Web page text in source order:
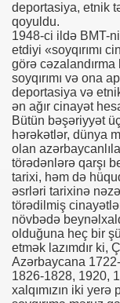
deportasiya, etnik
qoyuldu.
1948-ci ildə BMT-
etdiyi «soyqırımı
görə cəzalandırma
soyqırımı və ona
deportasiya və
ən ağır cinayət
Bütün bəşəriyyət
hərəkətlər, dünya
olan
törədənlərə qarşı
tarixi, həm də
əsrləri tarixinə
törədilmiş
növbədə
olduğuna heç bir
etmək lazımdır ki,
Azərbaycana
1826-1828, 1920,
xalqımızın iki